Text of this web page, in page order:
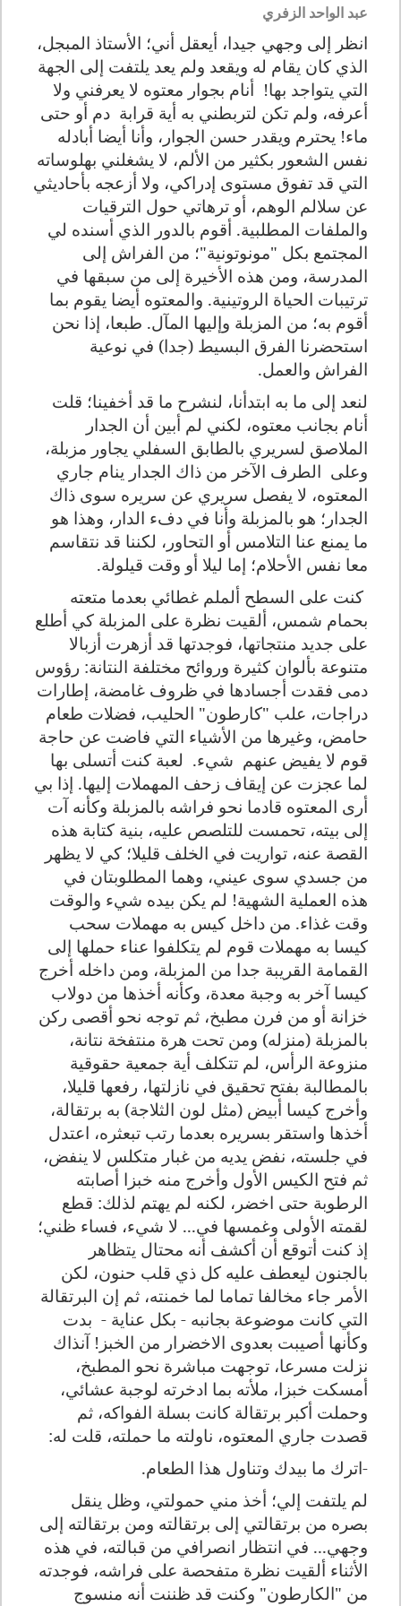
عبد الواحد الزفري
انظر إلى وجهي جيدا، أيعقل أني؛ الأستاذ المبجل،
الذي كان يقام له ويقعد ولم يعد يلتفت إلى الجهة
التي يتواجد بها! أنام بجوار معتوه لا يعرفني ولا
أعرفه، ولم تكن لتربطني به أية قرابة دم أو حتى
ماء! يحترم ويقدر حسن الجوار، وأنا أيضا أبادله
نفس الشعور بكثير من الألم، لا يشغلني بهلوساته
التي قد تفوق مستوى إدراكي، ولا أزعجه بأحاديثي
عن سلالم الوهم، أو ترهاتي حول الترقيات
والملفات المطلبية. أقوم بالدور الذي أسنده لي
المجتمع بكل "مونوتونية"؛ من الفراش إلى
المدرسة، ومن هذه الأخيرة إلى من سبقها في
ترتيبات الحياة الروتينية. والمعتوه أيضا يقوم بما
أقوم به؛ من المزبلة وإليها المآل. طبعا، إذا نحن
استحضرنا الفرق البسيط (جدا) في نوعية
الفراش والعمل.
لنعد إلى ما به ابتدأنا، لنشرح ما قد أخفينا؛ قلت
أنام بجانب معتوه، لكني لم أبين أن الجدار
الملاصق لسريري بالطابق السفلي يجاور مزبلة،
وعلى الطرف الآخر من ذاك الجدار ينام جاري
المعتوه، لا يفصل سريري عن سريره سوى ذاك
الجدار؛ هو بالمزبلة وأنا في دفء الدار، وهذا هو
ما يمنع عنا التلامس أو التحاور، لكننا قد نتقاسم
معا نفس الأحلام؛ إما ليلا أو وقت قيلولة.
كنت على السطح ألملم غطائي بعدما متعته
بحمام شمس، ألقيت نظرة على المزبلة كي أطلع
على جديد منتجاتها، فوجدتها قد أزهرت أزبالا
متنوعة بألوان كثيرة وروائح مختلفة النتانة: رؤوس
دمى فقدت أجسادها في ظروف غامضة، إطارات
دراجات، علب "كارطون" الحليب، فضلات طعام
حامض، وغيرها من الأشياء التي فاضت عن حاجة
قوم لا يفيض عنهم شيء. لعبة كنت أتسلى بها
لما عجزت عن إيقاف زحف المهملات إليها. إذا بي
أرى المعتوه قادما نحو فراشه بالمزبلة وكأنه آت
إلى بيته، تحمست للتلصص عليه، بنية كتابة هذه
القصة عنه، تواريت في الخلف قليلا؛ كي لا يظهر
من جسدي سوى عيني، وهما المطلوبتان في
هذه العملية الشهية! لم يكن بيده شيء والوقت
وقت غذاء. من داخل كيس به مهملات سحب
كيسا به مهملات قوم لم يتكلفوا عناء حملها إلى
القمامة القريبة جدا من المزبلة، ومن داخله أخرج
كيسا آخر به وجبة معدة، وكأنه أخذها من دولاب
خزانة أو من فرن مطبخ، ثم توجه نحو أقصى ركن
بالمزبلة (منزله) ومن تحت هرة منتفخة نتانة،
منزوعة الرأس، لم تتكلف أية جمعية حقوقية
بالمطالبة بفتح تحقيق في نازلتها، رفعها قليلا،
وأخرج كيسا أبيض (مثل لون الثلاجة) به برتقالة،
أخذها واستقر بسريره بعدما رتب تبعثره، اعتدل
في جلسته، نفض يديه من غبار متكلس لا ينفض،
ثم فتح الكيس الأول وأخرج منه خبزا أصابته
الرطوبة حتى اخضر، لكنه لم يهتم لذلك: قطع
لقمته الأولى وغمسها في... لا شيء، فساء ظني؛
إذ كنت أتوقع أن أكشف أنه محتال يتظاهر
بالجنون ليعطف عليه كل ذي قلب حنون، لكن
الأمر جاء مخالفا تماما لما خمنته، ثم إن البرتقالة
التي كانت موضوعة بجانبه - بكل عناية - بدت
وكأنها أصيبت بعدوى الاخضرار من الخبز ! آنذاك
نزلت مسرعا، توجهت مباشرة نحو المطبخ،
أمسكت خبزا، ملأته بما ادخرته لوجبة عشائي،
وحملت أكبر برتقالة كانت بسلة الفواكه، ثم
قصدت جاري المعتوه، ناولته ما حملته، قلت له:
-اترك ما بيدك وتناول هذا الطعام.
لم يلتفت إلي؛ أخذ مني حمولتي، وظل ينقل
بصره من برتقالتي إلى برتقالته ومن برتقالته إلى
وجهي... في انتظار انصرافي من قبالته، في هذه
الأثناء ألقيت نظرة متفحصة على فراشه، فوجدته
من "الكارطون" وكنت قد ظننت أنه منسوج